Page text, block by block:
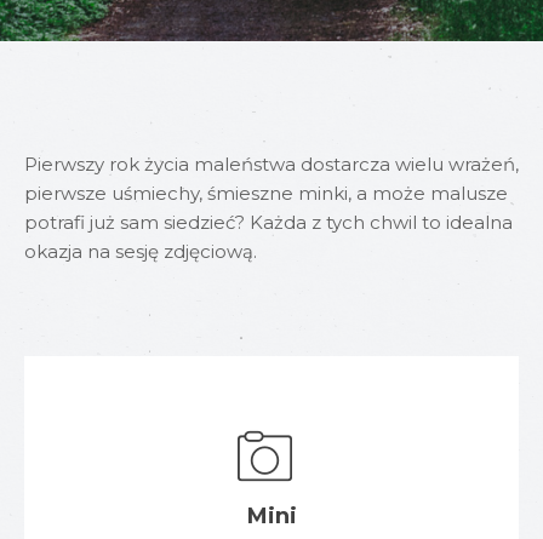
Pierwszy rok życia maleństwa dostarcza wielu wrażeń,
pierwsze uśmiechy, śmieszne minki, a może malusze
potrafi już sam siedzieć? Każda z tych chwil to idealna
okazja na sesję zdjęciową.
Mini